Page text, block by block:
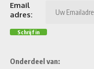
Email
adres:
Onderdeel van: